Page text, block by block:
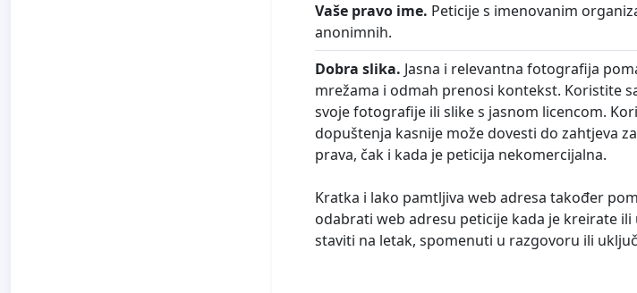
Vaše pravo ime. Peticije s imenovanim
anonimnih.
Dobra slika. Jasna i relevantna fotografija
mrežama i odmah prenosi kontekst. Koristite
svoje fotografije ili slike s jasnom licencom.
dopuštenja kasnije može dovesti do zahtjeva
prava, čak i kada je peticija nekomercijalna.
Kratka i lako pamtljiva web adresa također
odabrati web adresu peticije kada je kreirate
staviti na letak, spomenuti u razgovoru ili